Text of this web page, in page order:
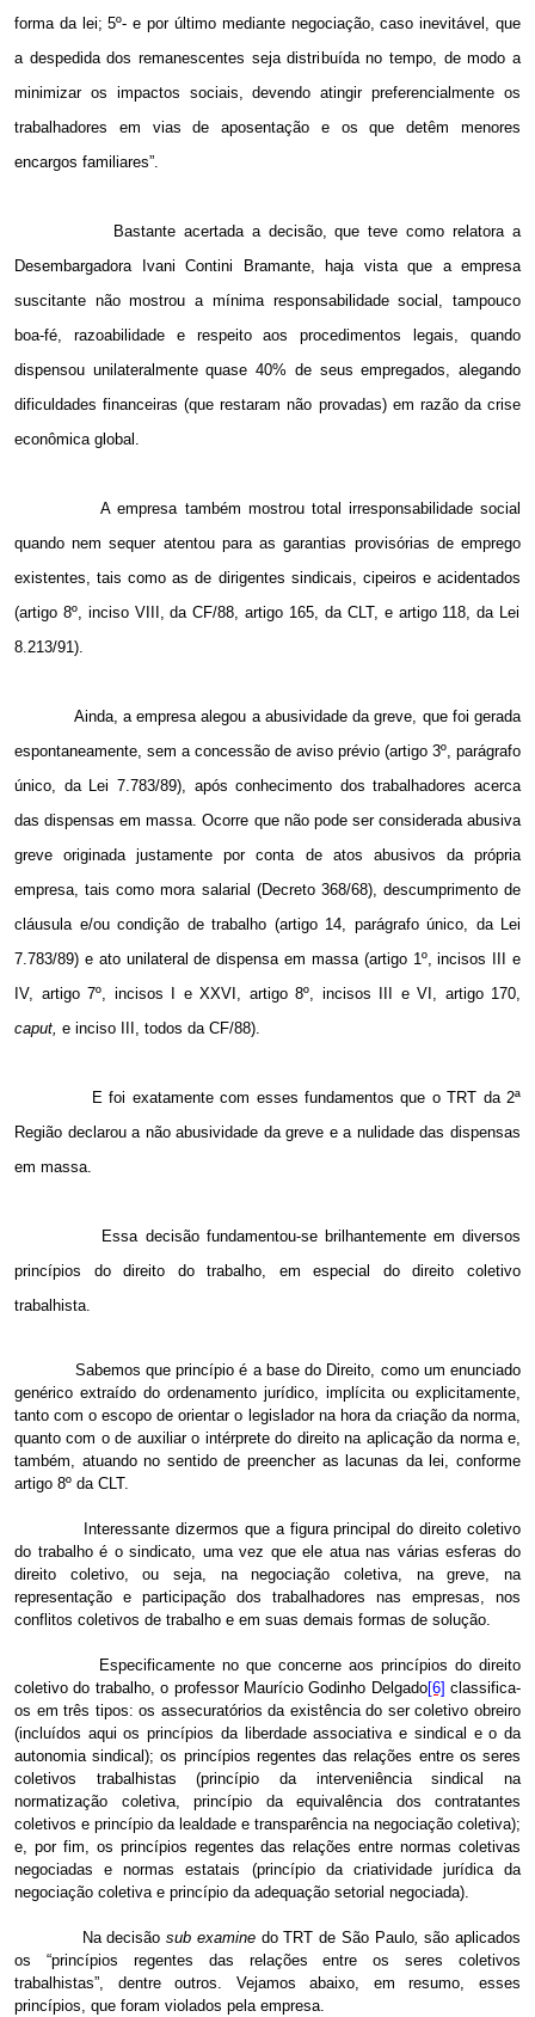
forma da lei; 5º- e por último mediante negociação, caso inevitável, que
a despedida dos remanescentes seja distribuída no tempo, de modo a
minimizar os impactos sociais, devendo atingir preferencialmente os
trabalhadores em vias de aposentação e os que detêm menores
encargos familiares”.
Bastante acertada a decisão, queteve como relatora a
Desembargadora Ivani Contini Bramante, haja vista que a empresa
suscitante não mostrou a mínima responsabilidade social, tampouco
boa-fé, razoabilidade e respeito aos procedimentos legais, quando
dispensou unilateralmente quase 40% de seus empregados, alegando
dificuldades financeiras (que restaram não provadas) em razão da crise
econômica global.
A empresa também mostrou total irresponsabilidade social
quando nem sequer atentou para as garantias provisórias de emprego
existentes, tais como as de dirigentes sindicais, cipeiros e acidentados
(artigo 8º, inciso VIII, da CF/88, artigo 165, da CLT, e artigo 118, da Lei
8.213/91).
Ainda, a empresa alegou a abusividade da greve, que foi gerada
espontaneamente, sem a concessão de aviso prévio (artigo 3º, parágrafo
único, da Lei 7.783/89), após conhecimento dos trabalhadores acerca
das dispensas em massa. Ocorre que não pode ser considerada abusiva
greve originada justamente por conta de atos abusivos da própria
empresa, tais comomora salarial (Decreto 368/68), descumprimento de
cláusula e/ou condição de trabalho (artigo 14, parágrafo único, da Lei
7.783/89) e ato unilateral de dispensa em massa (artigo 1º, incisos III e
IV, artigo 7º, incisos I e XXVI, artigo 8º, incisos III e VI, artigo 170,
caput, e inciso III, todos da CF/88).
E foi exatamente com esses fundamentos que o TRT da 2ª
Região declarou a não abusividade da greve e a nulidade das dispensas
em massa.
Essa decisão fundamentou-se brilhantemente em diversos
princípios do direito do trabalho, em especial do direito coletivo
trabalhista.
Sabemos que princípio é a base do Direito, como um enunciado
genérico extraído do ordenamento jurídico, implícita ou explicitamente,
tanto com o escopo de orientar o legislador na hora da criação da norma,
quanto com o de auxiliar o intérprete do direito na aplicação da norma e,
também, atuando no sentido de preencher as lacunas da lei, conforme
artigo 8º da CLT.
Interessante dizermos que a figura principal do direito coletivo
do trabalho é o sindicato, uma vez que ele atua nas várias esferas do
direito coletivo, ou seja, na negociação coletiva, na greve, na
representação e participação dos trabalhadores nas empresas, nos
conflitos coletivos de trabalho e em suas demais formas de solução.
Especificamente no que concerne aos princípios do direito
coletivo do trabalho, o professor Maurício Godinho Delgado[6] classifica-
os em três tipos: os assecuratórios da existência do ser coletivo obreiro
(incluídos aqui os princípios da liberdade associativa e sindical e o da
autonomia sindical); os princípios regentes das relações entre os seres
coletivos trabalhistas (princípio da interveniência sindical na
normatização coletiva, princípio da equivalência dos contratantes
coletivos e princípio da lealdade e transparência na negociação coletiva);
e, por fim, os princípios regentes das relações entre normas coletivas
negociadas e normas estatais (princípio da criatividade jurídica da
negociação coletiva e princípio da adequação setorial negociada).
Na decisãosub examine do TRT de São Paulo,são aplicados
os “princípios regentes das relações entre os seres coletivos
trabalhistas”, dentre outros. Vejamos abaixo, em resumo, esses
princípios, que foram violados pela empresa.